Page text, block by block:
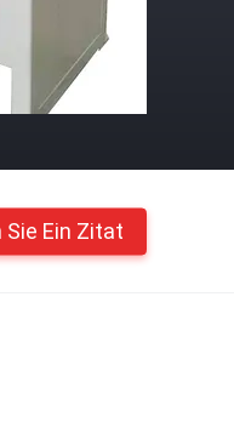
Sie Ein Zitat